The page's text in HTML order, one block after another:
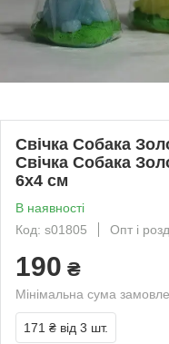
Свічка Собака
Свічка Собака
6x4 см
В наявності
Код: s01805
Опт і
190 ₴
Мінімальна сума
171 ₴ від 3 шт.